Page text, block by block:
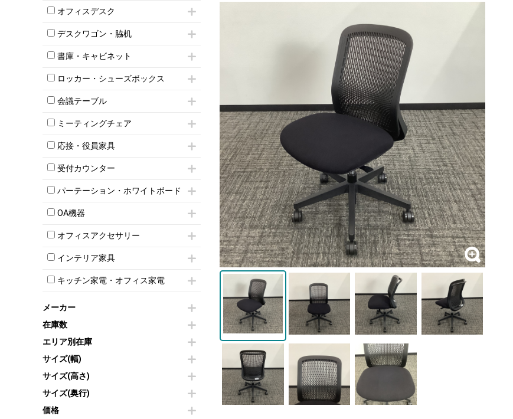
肘付きチェア
肘無しチェア
役員チェア
オフィスチェアその他
オフィスデスク
片袖机
フリーアドレスデスク（ベンチデスク）
昇降デスク
両袖机
デスクワゴン・脇机
インワゴン2段
インワゴン3段
脇机
書庫・キャビネット
ハイキャビネット
ローキャビネット
両開きキャビネット
上下連結キャビネット
軽量ラック（スチールラック）
収納家具その他
オープン書庫
両開書庫
引き違い書庫
ロッカー・シューズボックス
1人用ロッカー
2人用ロッカー
3人用ロッカー
5人用ロッカー
8人用ロッカー
多人数ロッカー
シリンダー錠ロッカー
ダイヤル錠ロッカー
ボタン錠ロッカー
シューズロッカー・下駄箱
ロッカーその他
会議テーブル
ミーティングテーブル
スタッキングテーブル
ネスティングテーブル
カウンターテーブル
T字脚テーブル
会議テーブルW1200～
会議テーブルW1800～
折りたたみ会議テーブル
ハイテーブル
ミーティングチェア
キャスター付きミーティングチェア
スタッキングミーティングチェア
テーブル付きミーティングチェア
折りたたみミーティングチェア
ハイチェア
ミーティングチェアその他
応接・役員家具
応接セット
応接ソファ
応接チェア
応接・役員家具その他
受付カウンター
ハイカウンター
ローカウンター
ラウンジカウンター
パーテーション・ホワイトボード
パーテーション
自立タイプパーテーション
パーテーションその他
壁掛けホワイトボード
ホワイトボードその他
OA機器
iPad
電話機（ビジネスフォン）
シュレッダー
スクリーン
プリンター・コピー機
オフィスアクセサリー
チェア用台車
演台・講演台・演説台
防音パネル
コートハンガー・ポールハンガー
傘立て
食器棚・キッチンキャビネット
オフィスアクセサリーその他
インテリア家具
モールドチェア
ダイニングチェア
カウンターテーブル
センターテーブル・サイドテーブル
カフェテーブル
ソファ
シェルフ
ダストボックス（ゴミ箱）
インテリア家具その他
キッチン家電・オフィス家電
冷蔵庫・洗濯機
空気清浄機・加湿器
電子レンジ
液晶テレビ・モニター類
エアコン
照明機器
季節家電
その他キッチン家電・オフィス家電
メーカー
在庫数
エリア別在庫
サイズ(幅)
サイズ(高さ)
サイズ(奥行)
価格